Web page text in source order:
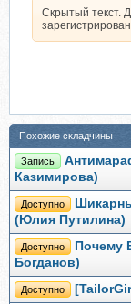
Скрытый текст.
Похожие складчины
Запись
Казимирова)
Доступно
(Юлия Путилина)
Доступно
Почему
Богданов)
Доступно